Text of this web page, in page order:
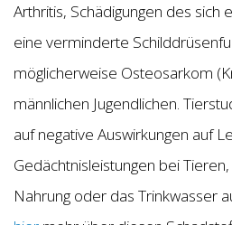
Arthritis, Schädigungen des sich
eine verminderte
möglicherweise Osteosarkom
männlichen Jugendlichen.
auf negative Auswirkungen auf
Gedächtnisleistungen bei
Nahrung oder das Trinkwasser